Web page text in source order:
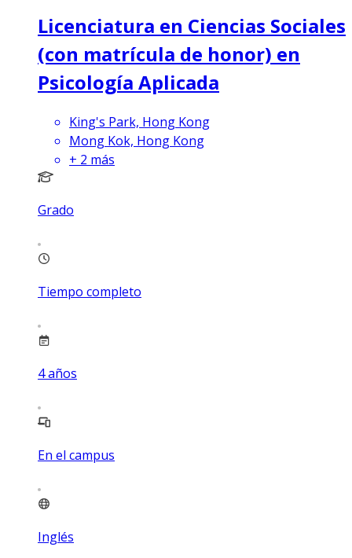
Licenciatura en Ciencias Sociales
(con matrícula de honor) en
Psicología Aplicada
King's Park, Hong Kong
Mong Kok, Hong Kong
+ 2 más
Grado
Tiempo completo
4años
En el campus
Inglés